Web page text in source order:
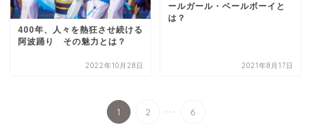
400年、人々を熱狂させ続ける
阿波踊り その魅力とは？
2022年10月28日
ールガール・ベールボーイと
は？
2021年8月17日
1 2 ... 6